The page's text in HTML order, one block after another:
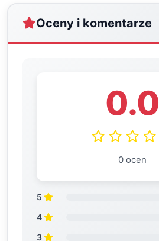
Oceny i komentarze
0.0
0 ocen
5
4
3